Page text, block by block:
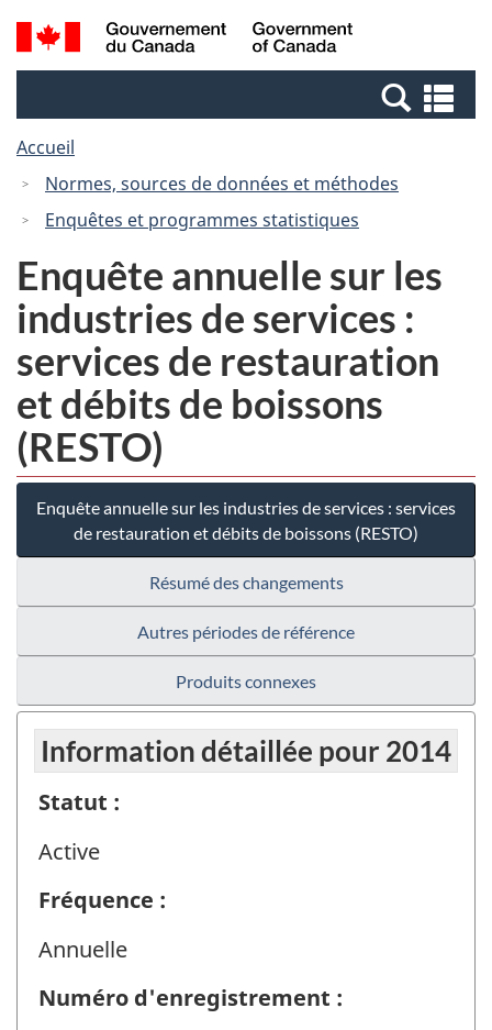
Passer
au
Passer
à
Canada
Recherche
et
et
Accueil
Normes, sources de données et méthodes
Enquêtes et programmes statistiques
Enquête annuelle sur les
industries de services :
services de restauration
et débits de boissons
(RESTO)
Enquête annuelle sur les industries de services : services
de restauration et débits de boissons (RESTO)
Résumé des changements
Autres périodes de référence
Produits connexes
Information détaillée pour 2014
Statut :
Active
Fréquence :
Annuelle
Numéro d'enregistrement :